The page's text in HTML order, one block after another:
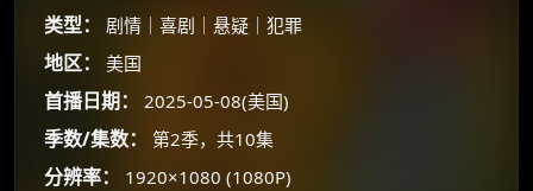
类型： 剧情｜喜剧｜悬疑｜犯罪
地区： 美国
首播日期： 2025-05-08(美国)
季数/集数： 第2季，共10集
分辨率： 1920×1080 (1080P)
🧧 福利领取站
☕